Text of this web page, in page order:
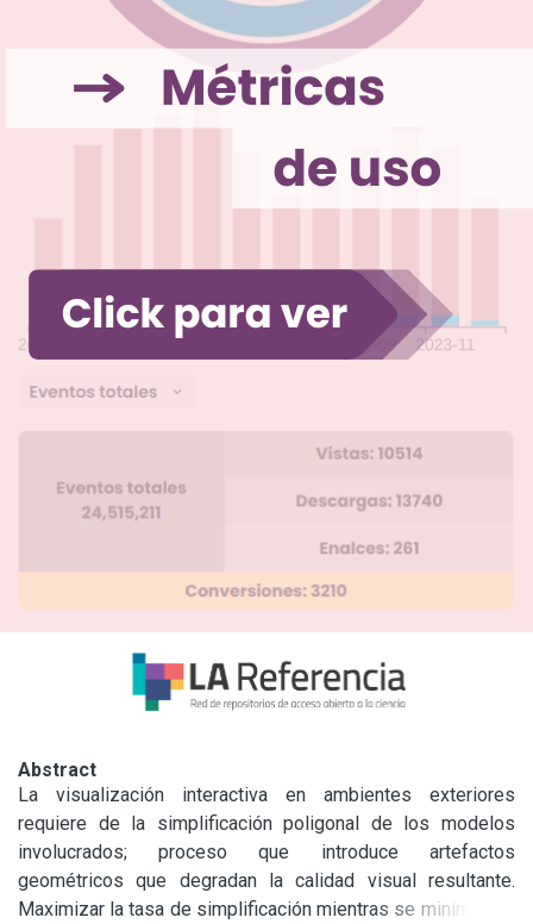
Abstract
La visualización interactiva en ambientes exteriores
requiere de la simplificación poligonal de los modelos
involucrados; proceso que introduce artefactos
geométricos que degradan la calidad visual resultante.
Maximizar la tasa de simplificación mientras se minimiza la